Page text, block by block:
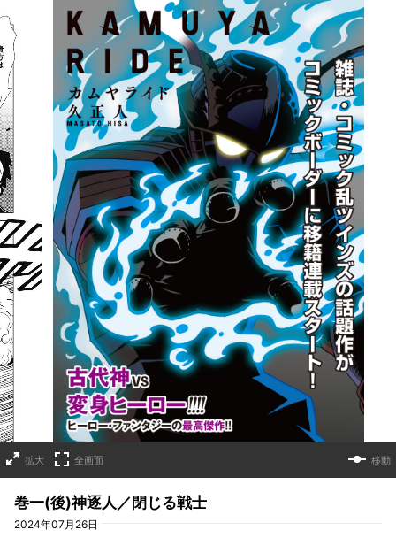
詳細ページへのリンク
拡大 全画面 移動
巻一(後)神逐人／閉じる戦士
2024年07月26日